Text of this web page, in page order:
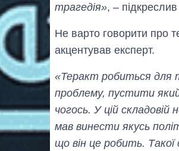
трагедія», – підкреслив
Не варто говорити про
акцентував експерт.
«Теракт робиться для
проблему, пустити
чогось. У цій
мав винести якусь
що він це робить.